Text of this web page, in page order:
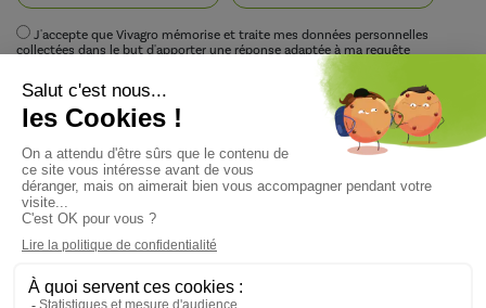
J'accepte que Vivagro mémorise et traite mes données personnelles
collectées dans le but d'apporter une réponse adaptée à ma requête
conformément à la politique de protection de la vie privée de Vivagro.
I agree that Vivagro stores and processes my personal data collected in order
to provide an appropriate response to my request in accordance with
Vivagro's privacy policy.